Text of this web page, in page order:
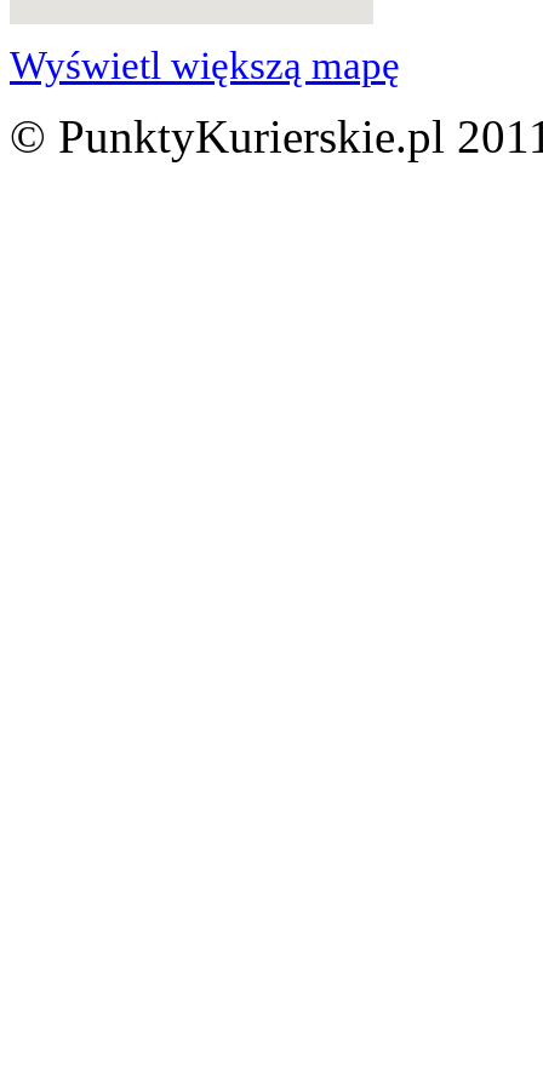
Wyświetl większą mapę
© PunktyKurierskie.pl